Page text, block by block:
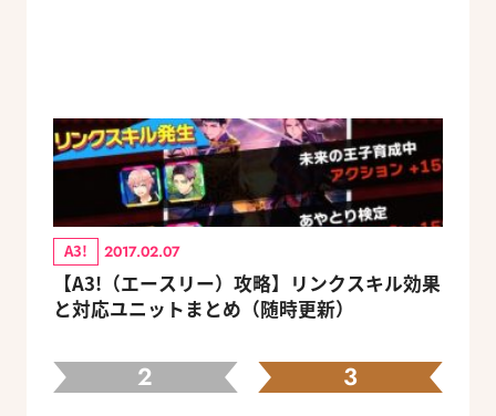
A3! 2017.02.07
【A3!（エースリー）攻略】リンクスキル効果
と対応ユニットまとめ（随時更新）
2 3